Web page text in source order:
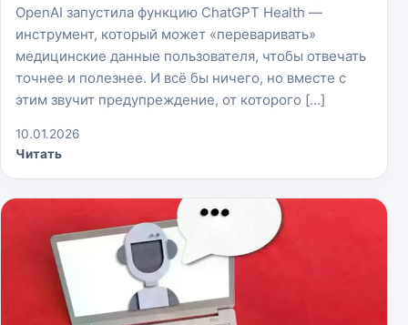
OpenAI запустила функцию ChatGPT Health —
инструмент, который может «переваривать»
медицинские данные пользователя, чтобы отвечать
точнее и полезнее. И всё бы ничего, но вместе с
этим звучит предупреждение, от которого […]
10.01.2026
Читать